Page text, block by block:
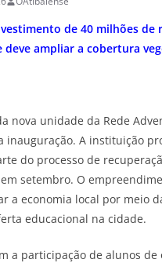
de 40 milhões
deve ampliar a cobertura
nova unidade da Rede
inauguração. A instituição
do processo de
setembro. O
a economia local por meio
educacional na cidade.
a participação de alunos